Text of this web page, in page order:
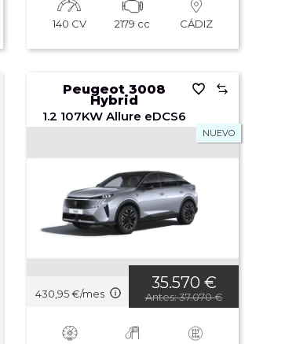
Los vehículos más
vistos
Última actualización
140 CV 2179 cc CÁDIZ
Peugeot 3008
Hybrid
1.2 107KW Allure eDCS6
NUEVO
430,95 €/mes
35.570 €
Antes: 37.070 €